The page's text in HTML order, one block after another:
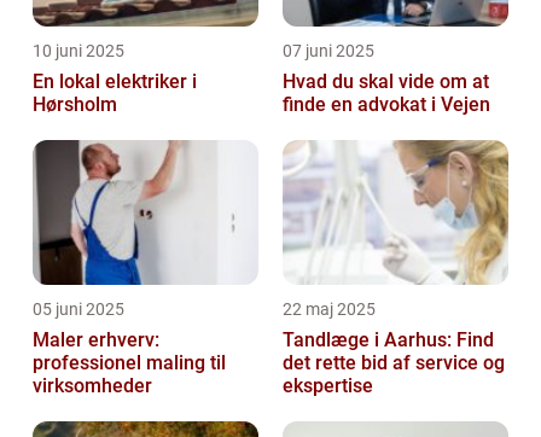
10 juni 2025
En lokal elektriker i
Hørsholm
07 juni 2025
Hvad du skal vide om at
finde en advokat i Vejen
05 juni 2025
Maler erhverv:
professionel maling til
virksomheder
22 maj 2025
Tandlæge i Aarhus: Find
det rette bid af service og
ekspertise